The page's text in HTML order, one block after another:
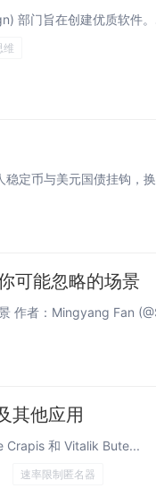
部门旨在创建优质软件
维
定币与美元国债挂钩，
可能忽略的场景
作者：Mingyang Fan
其他应用
Crapis 和 Vitalik Bute...
速率限制匿名器